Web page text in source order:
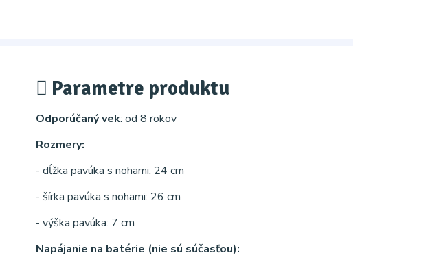
Parametre produktu
Odporúčaný vek: od 8 rokov
Rozmery:
- dĺžka pavúka s nohami: 24 cm
- šírka pavúka s nohami: 26 cm
- výška pavúka: 7 cm
Napájanie na batérie (nie sú súčasťou):